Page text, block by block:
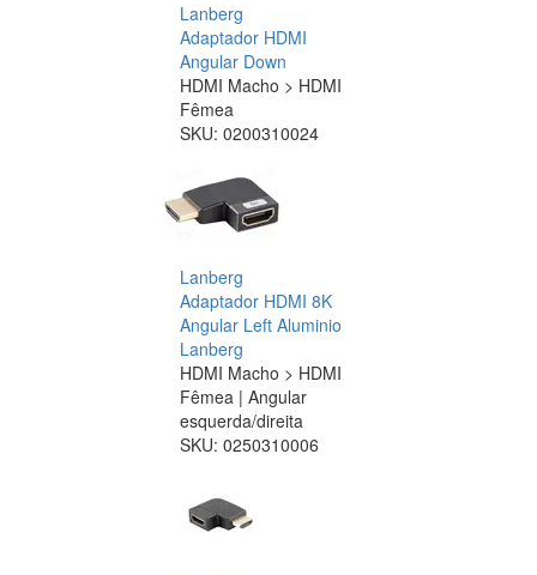
Lanberg
Adaptador HDMI
Angular Down
HDMI Macho > HDMI
Fêmea
SKU: 0200310024
Lanberg
Adaptador HDMI 8K
Angular Left Aluminio
Lanberg
HDMI Macho > HDMI
Fêmea | Angular
esquerda/direita
SKU: 0250310006